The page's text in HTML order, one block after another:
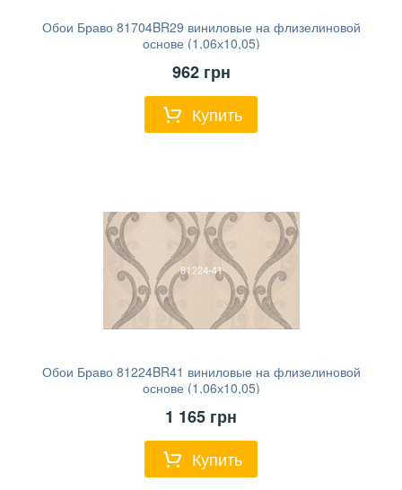
Обои Браво 81704BR29 виниловые на флизелиновой
основе (1,06х10,05)
962грн
Купить
Обои Браво 81224BR41 виниловые на флизелиновой
основе (1,06х10,05)
1 165 грн
Купить